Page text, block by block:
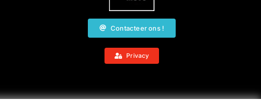
Contacteer ons !
Privacy